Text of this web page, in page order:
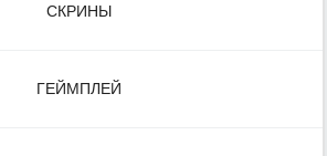
СКРИНЫ
ГЕЙМПЛЕЙ